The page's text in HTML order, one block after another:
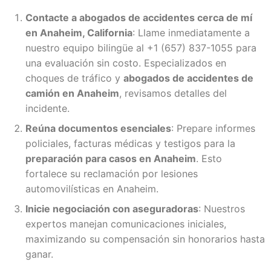
Contacte a abogados de accidentes cerca de mí
en Anaheim, California: Llame inmediatamente a
nuestro equipo bilingüe al +1 (657) 837-1055 para
una evaluación sin costo. Especializados en
choques de tráfico y abogados de accidentes de
camión en Anaheim, revisamos detalles del
incidente.
Reúna documentos esenciales: Prepare informes
policiales, facturas médicas y testigos para la
preparación para casos en Anaheim. Esto
fortalece su reclamación por lesiones
automovilísticas en Anaheim.
Inicie negociación con aseguradoras: Nuestros
expertos manejan comunicaciones iniciales,
maximizando su compensación sin honorarios hasta
ganar.